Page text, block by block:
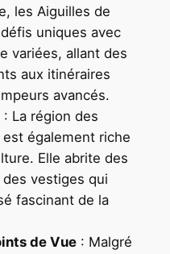
les Aiguilles de
uniques avec
variées, allant des
aux itinéraires
avancés.
: La région des
également riche
Elle abrite des
vestiges qui
fascinant de la
de Vue: Malgré